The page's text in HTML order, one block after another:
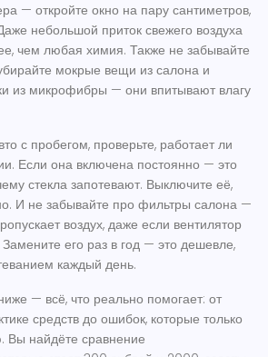
— откройте окно на пару сантиметров,
небольшой приток свежего воздуха
чем любая химия. Также не забывайте
мокрые вещи из салона и
из микрофибры — они впитывают влагу
с пробегом, проверьте, работает ли
Если она включена постоянно — это
стекла запотевают. Выключите её,
И не забывайте про фильтры салона —
воздух, даже если вентилятор
его раз в год — это дешевле,
каждый день.
— всё, что реально помогает: от
средств до ошибок, которые только
Вы найдёте сравнение